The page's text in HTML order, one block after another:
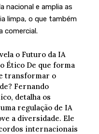
nacional e amplia as
limpa, o que também
comercial.
o Futuro da IA
Ético De que forma
transformar o
Fernando
detalha os
regulação de IA
a diversidade. Ele
internacionais